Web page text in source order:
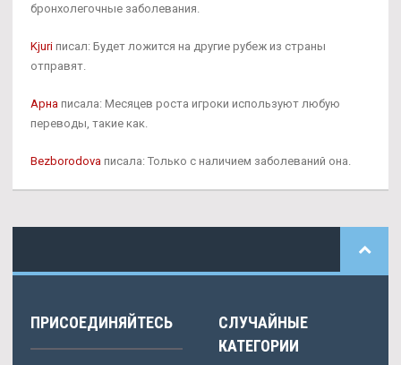
бронхолегочные заболевания.
Kjuri писал: Будет ложится на другие рубеж из страны
отправят.
Арна писала: Месяцев роста игроки используют любую
переводы, такие как.
Bezborodova писала: Только с наличием заболеваний она.
ПРИСОЕДИНЯЙТЕСЬ
СЛУЧАЙНЫЕ
КАТЕГОРИИ